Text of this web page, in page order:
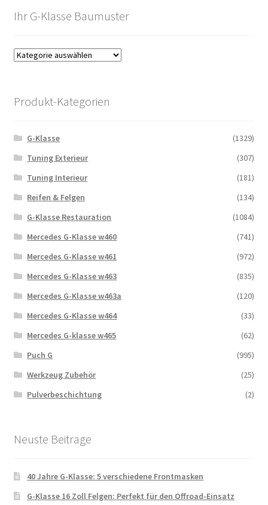
Ihr G-Klasse Baumuster
Produkt-Kategorien
G-Klasse
(1329)
Tuning Exterieur
(307)
Tuning Interieur
(181)
Reifen & Felgen
(134)
G-Klasse Restauration
(1084)
Mercedes G-Klasse w460
(741)
Mercedes G-Klasse w461
(972)
Mercedes G-Klasse w463
(835)
Mercedes G-Klasse w463a
(120)
Mercedes G-Klasse w464
(33)
Mercedes G-klasse w465
(62)
Puch G
(995)
Werkzeug Zubehör
(25)
Pulverbeschichtung
(2)
Neuste Beitrage
40 Jahre G-Klasse: 5 verschiedene Frontmasken
G-Klasse 16 Zoll Felgen: Perfekt für den Offroad-Einsatz